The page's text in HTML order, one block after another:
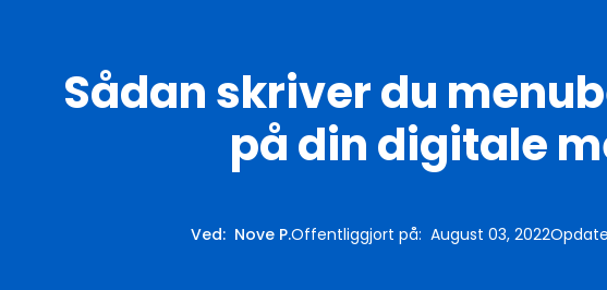
Sådan skriver du
på din digitale
Ved: Nove P.Offentliggjort på:August 03, 2022